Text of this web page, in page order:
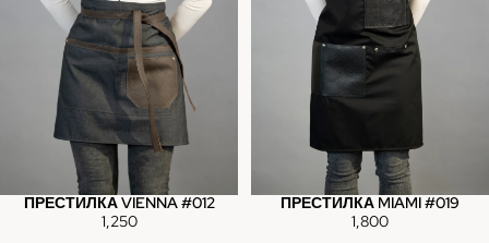
ПРЕСТИЛКА VIENNA #012
1,250
ПРЕСТИЛКА MIAMI #019
1,800